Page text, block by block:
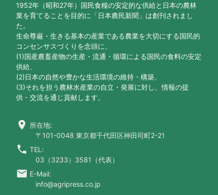
1952年（昭和27年）国民食糧の安定的な供給と日本の農林
業を育てることを目的に「日本農民新聞」は創刊されまし
た。
生命尊厳・生きる基本の産業である農業を大切にする国民的
コンセンサスづくりを念頭に、
(1)国産農畜産物の生産・流通・循環による国民の食料の安定
供給、
(2)日本の自然や豊かな生活環境の維持・構築、
(3)それを担う農林水産業の自立・発展に対し、情報の提
供・交流を通じ貢献します。
location_on 所在地:
〒101-0048 東京都千代田区神田司町2-21
call TEL:
03（3233）3581（代表）
email E-Mail:
info@agripress.co.jp